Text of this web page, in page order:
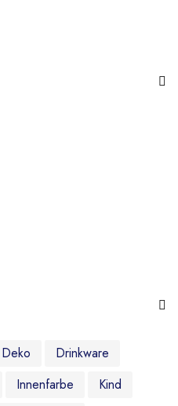
Deko
Drinkware
Innenfarbe
Kind